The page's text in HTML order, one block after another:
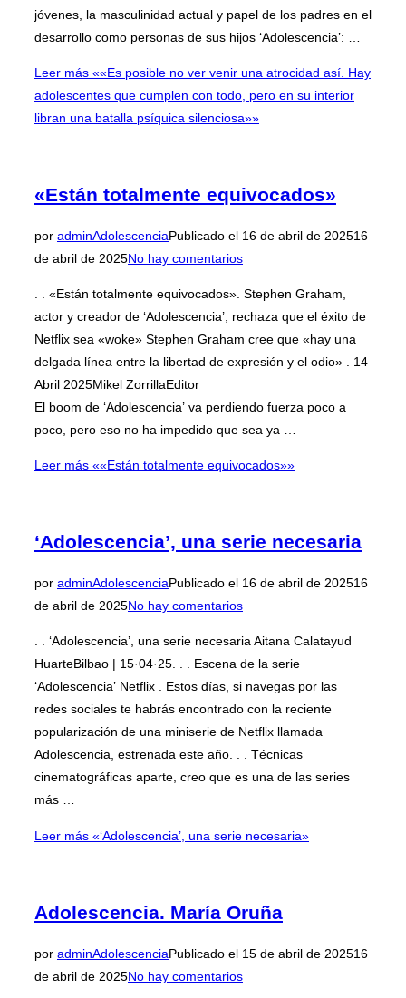
jóvenes, la masculinidad actual y papel de los padres en el
desarrollo como personas de sus hijos ‘Adolescencia’: …
Leer más ««Es posible no ver venir una atrocidad así. Hay
adolescentes que cumplen con todo, pero en su interior
libran una batalla psíquica silenciosa»»
«Están totalmente equivocados»
por adminAdolescenciaPublicado el 16 de abril de 202516
de abril de 2025No hay comentarios
. . «Están totalmente equivocados». Stephen Graham,
actor y creador de ‘Adolescencia’, rechaza que el éxito de
Netflix sea «woke» Stephen Graham cree que «hay una
delgada línea entre la libertad de expresión y el odio» . 14
Abril 2025Mikel ZorrillaEditor
El boom de ‘Adolescencia’ va perdiendo fuerza poco a
poco, pero eso no ha impedido que sea ya …
Leer más ««Están totalmente equivocados»»
‘Adolescencia’, una serie necesaria
por adminAdolescenciaPublicado el 16 de abril de 202516
de abril de 2025No hay comentarios
. . ‘Adolescencia’, una serie necesaria Aitana Calatayud
HuarteBilbao | 15·04·25. . . Escena de la serie
‘Adolescencia’ Netflix . Estos días, si navegas por las
redes sociales te habrás encontrado con la reciente
popularización de una miniserie de Netflix llamada
Adolescencia, estrenada este año. . . Técnicas
cinematográficas aparte, creo que es una de las series
más …
Leer más «‘Adolescencia’, una serie necesaria»
Adolescencia. María Oruña
por adminAdolescenciaPublicado el 15 de abril de 202516
de abril de 2025No hay comentarios